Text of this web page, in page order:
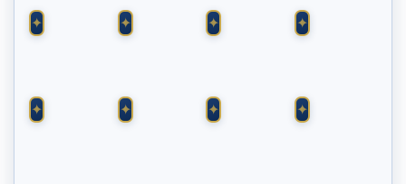
♥
AS
♥
8
♥
10
♥
9
♠
8
♠
10
♦
8
♠
9